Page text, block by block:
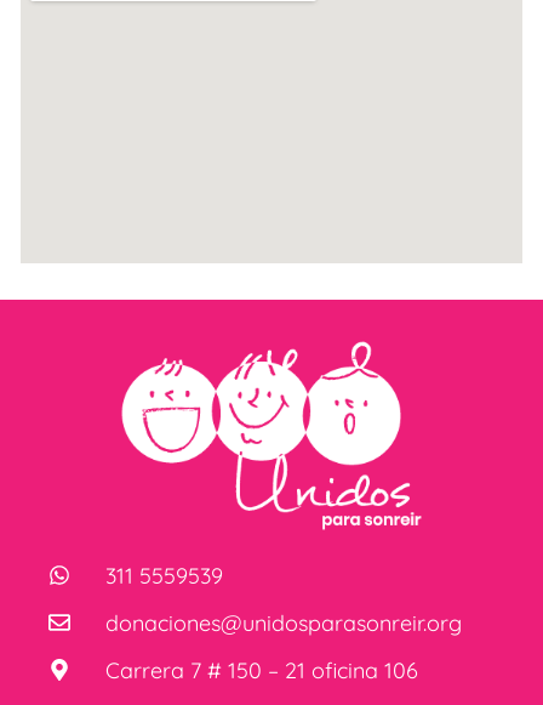
311 5559539
donaciones@unidosparasonreir.org
Carrera 7 # 150 – 21 oficina 106